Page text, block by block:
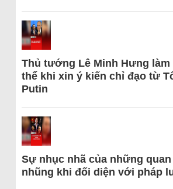
Thủ tướng Lê Minh Hưng làm
thể khi xin ý kiến chỉ đạo từ
Putin
Sự nhục nhã của những
nhũng khi đối diện với pháp